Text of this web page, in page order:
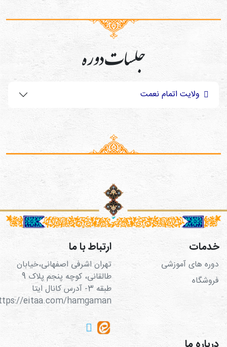
جلسات دوره
ولایت اتمام نعمت
خدمات
دوره های آموزشی
فروشگاه
ارتباط با ما
تهران اشرفی اصفهانی،خیابان
طالقانی، کوچه پنجم پلاک 9
طبقه 3- آدرس کانال ایتا
https://eitaa.com/hamgaman